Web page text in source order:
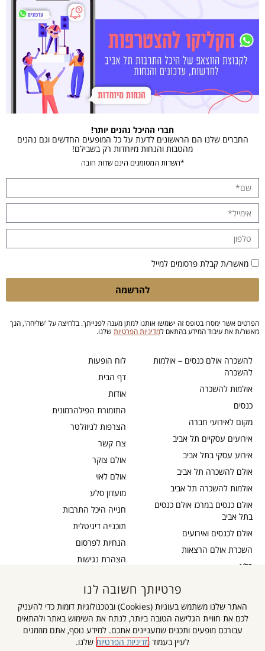
לוח הופעות
דף הבית
אודות
התזמורת הפילהרמונית
הצרפות לניוזלטר
צרו קשר
אולם צוקר
אולם לאוי
מועדון סלע
חנייה היכל התרבות
תוכנייה דיגיטלית
הנחיות לפרסום
הצהרת נגישות
אישור נגישות
מדיניות פרטיות
מפת אתר
להשכרה אולם כנסים – אולמות
להשכרה
אולמות להשכרה
כנסים
מקום לאירועי חברה
אירועים עסקיים תל אביב
אירוע עסקי בתל אביב
אולם להשכרה תל אביב
אולמות להשכרה תל אביב
אולם כנסים במרכז אולם כנסים
בתל אביב
אולם לכנסים ואירועים
השכרת אולם הרצאות
בלוג
חברי ההיכל נהנים יותר!
החברים שלנו הם הראשונים לדעת על כל המופעים החדשים וגם נהנים
מהטבות והנחות מיוחדות רק בשבילם!
*השדות המסומנים הינם שדות חובה
מאשר/ת קבלת פרסומים למייל
להרשמה
הפרטים אשר ימסרו בטופס זה ישמשו אותנו למתן מענה לפנייתך. בלחיצה על 'שליחה', הנך
מאשר/ת את עיבוד המידע בהתאם למדיניות הפרטיות שלנו.
פרטיותך חשובה לנו
האתר שלנו משתמש בעוגיות (Cookies) ובטכנולוגיות דומות כדי להעניק
לכם את חוויית הגלישה הטובה ביותר, לנתח את השימוש באתר ולהתאים
עבורכם מופעים ותכנים שמעניינים אתכם. למידע נוסף, אתם מוזמנים
לעיין בעמוד מדיניות הפרטיות שלנו.